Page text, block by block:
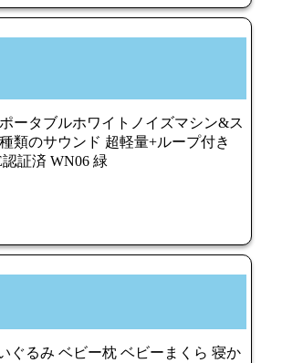
ポータブルホワイトノイズマシン&ス
類のサウンド 超軽量+ループ付き
証済 WN06 緑
ぐるみ ベビー枕 ベビーまくら 寝か